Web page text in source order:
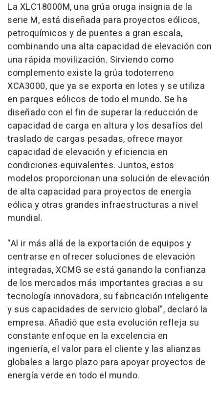
La XLC18000M, una grúa oruga insignia de la
serie M, está diseñada para proyectos eólicos,
petroquímicos y de puentes a gran escala,
combinando una alta capacidad de elevación con
una rápida movilización. Sirviendo como
complemento existe la grúa todoterreno
XCA3000, que ya se exporta en lotes y se utiliza
en parques eólicos de todo el mundo. Se ha
diseñado con el fin de superar la reducción de
capacidad de carga en altura y los desafíos del
traslado de cargas pesadas, ofrece mayor
capacidad de elevación y eficiencia en
condiciones equivalentes. Juntos, estos
modelos proporcionan una solución de elevación
de alta capacidad para proyectos de energía
eólica y otras grandes infraestructuras a nivel
mundial.
"Al ir más allá de la exportación de equipos y
centrarse en ofrecer soluciones de elevación
integradas, XCMG se está ganando la confianza
de los mercados más importantes gracias a su
tecnología innovadora, su fabricación inteligente
y sus capacidades de servicio global", declaró la
empresa. Añadió que esta evolución refleja su
constante enfoque en la excelencia en
ingeniería, el valor para el cliente y las alianzas
globales a largo plazo para apoyar proyectos de
energía verde en todo el mundo.